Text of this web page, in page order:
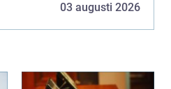
03 augusti 2026